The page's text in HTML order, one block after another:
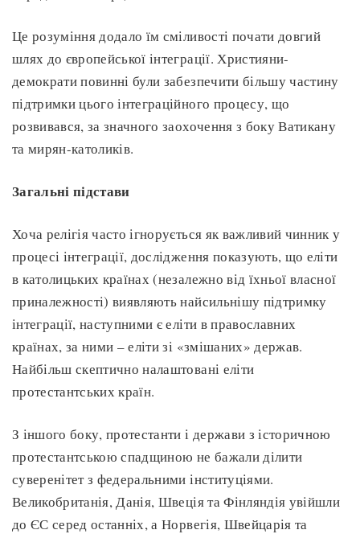
Це розуміння додало їм сміливості почати довгий
шлях до європейської інтеграції. Християни-
демократи повинні були забезпечити більшу частину
підтримки цього інтеграційного процесу, що
розвивався, за значного заохочення з боку Ватикану
та мирян-католиків.
Загальні підстави
Хоча релігія часто ігнорується як важливий чинник у
процесі інтеграції, дослідження показують, що еліти
в католицьких країнах (незалежно від їхньої власної
приналежності) виявляють найсильнішу підтримку
інтеграції, наступними є еліти в православних
країнах, за ними – еліти зі «змішаних» держав.
Найбільш скептично налаштовані еліти
протестантських країн.
З іншого боку, протестанти і держави з історичною
протестантською спадщиною не бажали ділити
суверенітет з федеральними інституціями.
Великобританія, Данія, Швеція та Фінляндія увійшли
до ЄС серед останніх, а Норвегія, Швейцарія та